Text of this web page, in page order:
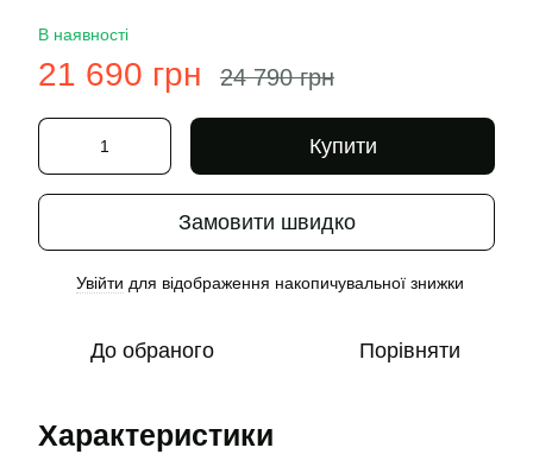
В наявності
21 690 грн 24 790 грн
Купити
Замовити швидко
Увійти для відображення накопичувальної знижки
До обраного Порівняти
Характеристики